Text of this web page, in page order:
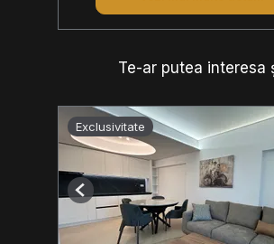
Te-ar putea interesa
Exclusivitate
Previous